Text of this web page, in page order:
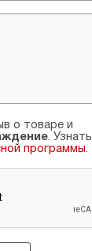
о товаре и
. Узнать
программы.